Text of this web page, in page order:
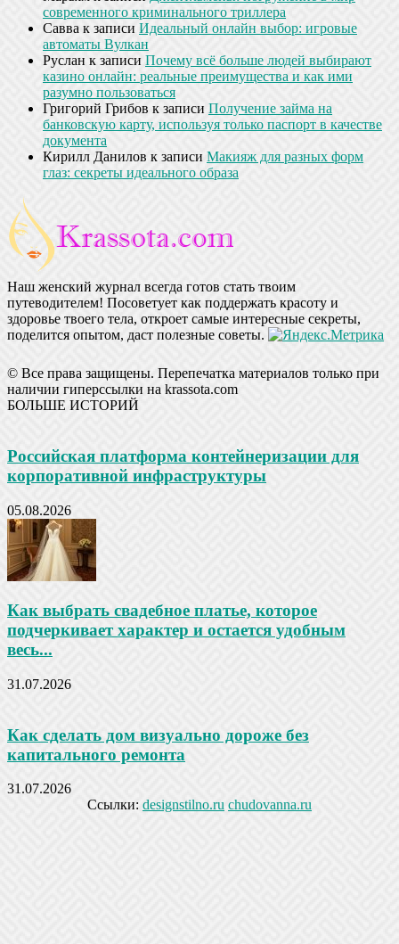
современного криминального триллера
Савва к записи Идеальный онлайн выбор: игровые
автоматы Вулкан
Руслан к записи Почему всё больше людей выбирают
казино онлайн: реальные преимущества и как ими
разумно пользоваться
Григорий Грибов к записи Получение займа на
банковскую карту, используя только паспорт в качестве
документа
Кирилл Данилов к записи Макияж для разных форм
глаз: секреты идеального образа
Наш женский журнал всегда готов стать твоим
путеводителем! Посоветует как поддержать красоту и
здоровье твоего тела, откроет самые интересные секреты,
поделится опытом, даст полезные советы.
© Все права защищены. Перепечатка материалов только при
наличии гиперссылки на krassota.com
БОЛЬШЕ ИСТОРИЙ
Российская платформа контейнеризации для
корпоративной инфраструктуры
05.08.2026
Как выбрать свадебное платье, которое
подчеркивает характер и остается удобным
весь...
31.07.2026
Как сделать дом визуально дороже без
капитального ремонта
31.07.2026
Ссылки: designstilno.ru chudovanna.ru